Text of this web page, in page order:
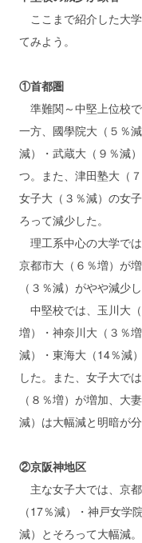
ここまで紹介した大
てみよう。
①首都圏
準難関～中堅上位校
一方、國學院大（５％
減）・武蔵大（９％減
つ。また、津田塾大（
女子大（３％減）の女
ろって減少した。
理工系中心の大学で
京都市大（６％増）が
（３％減）がやや減少し
中堅校では、玉川大
増）・神奈川大（３％
減）・東海大（14％減
した。また、女子大で
（８％増）が増加、大
減）は大幅減と明暗が分
②京阪神地区
主な女子大では、京
（17％減）・神戸女学
減）とそろって大幅減